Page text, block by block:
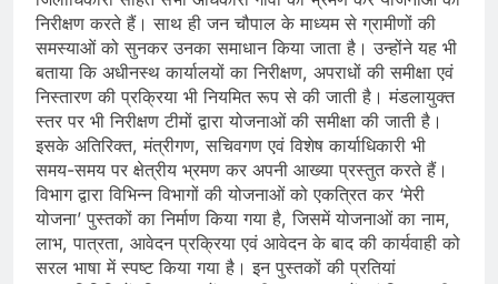
निरीक्षण करते हैं। साथ ही जन चौपाल के माध्यम से ग्रामीणों की
समस्याओं को सुनकर उनका समाधान किया जाता है। उन्होंने यह भी
बताया कि अधीनस्थ कार्यालयों का निरीक्षण, अपराधों की समीक्षा एवं
निस्तारण की प्रक्रिया भी नियमित रूप से की जाती है। मंडलायुक्त
स्तर पर भी निरीक्षण टीमों द्वारा योजनाओं की समीक्षा की जाती है।
इसके अतिरिक्त, मंत्रीगण, सचिवगण एवं विशेष कार्याधिकारी भी
समय-समय पर क्षेत्रीय भ्रमण कर अपनी आख्या प्रस्तुत करते हैं।
विभाग द्वारा विभिन्न विभागों की योजनाओं को एकत्रित कर ‘मेरी
योजना’ पुस्तकों का निर्माण किया गया है, जिसमें योजनाओं का नाम,
लाभ, पात्रता, आवेदन प्रक्रिया एवं आवेदन के बाद की कार्यवाही को
सरल भाषा में स्पष्ट किया गया है। इन पुस्तकों की प्रतियां